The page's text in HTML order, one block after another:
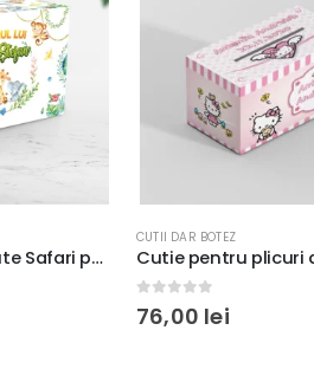
Cutie pentru plicuri de bani cu Hello Kitty, carton fotografic 300g, 33x23x23cm
CUTII DAR BOTEZ
4.00 out of 5
76,00 lei